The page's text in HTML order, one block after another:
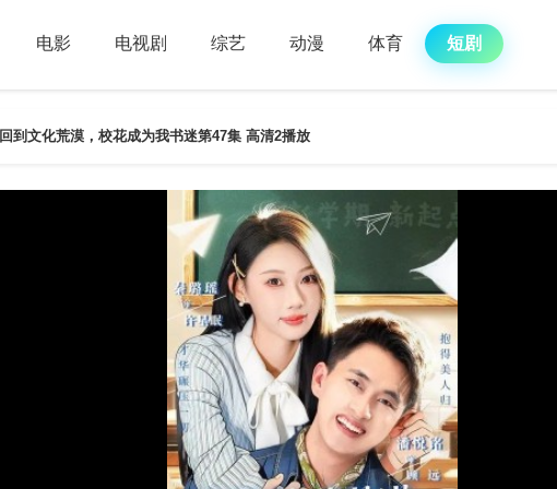
电影 电视剧 综艺 动漫 体育 短剧
回到文化荒漠，校花成为我书迷第47集 高清2播放